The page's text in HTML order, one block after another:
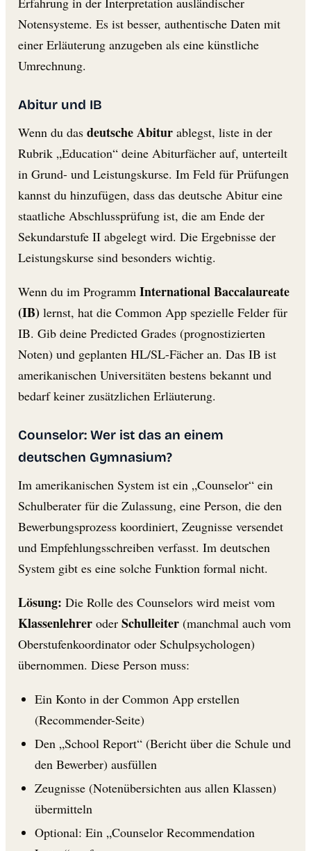
Notensysteme. Es ist besser, authentische Daten mit
einer Erläuterung anzugeben als eine künstliche
Umrechnung.
Abitur und IB
Wenn du das deutsche Abitur ablegst, liste in der
Rubrik „Education“ deine Abiturfächer auf, unterteilt
in Grund- und Leistungskurse. Im Feld für Prüfungen
kannst du hinzufügen, dass das deutsche Abitur eine
staatliche Abschlussprüfung ist, die am Ende der
Sekundarstufe II abgelegt wird. Die Ergebnisse der
Leistungskurse sind besonders wichtig.
Wenn du im Programm International Baccalaureate
(IB) lernst, hat die Common App spezielle Felder für
IB. Gib deine Predicted Grades (prognostizierten
Noten) und geplanten HL/SL-Fächer an. Das IB ist
amerikanischen Universitäten bestens bekannt und
bedarf keiner zusätzlichen Erläuterung.
Counselor: Wer ist das an einem
deutschen Gymnasium?
Im amerikanischen System ist ein „Counselor“ ein
Schulberater für die Zulassung, eine Person, die den
Bewerbungsprozess koordiniert, Zeugnisse versendet
und Empfehlungsschreiben verfasst. Im deutschen
System gibt es eine solche Funktion formal nicht.
Lösung: Die Rolle des Counselors wird meist vom
Klassenlehrer oder Schulleiter (manchmal auch vom
Oberstufenkoordinator oder Schulpsychologen)
übernommen. Diese Person muss:
Ein Konto in der Common App erstellen
(Recommender-Seite)
Den „School Report“ (Bericht über die Schule und
den Bewerber) ausfüllen
Zeugnisse (Notenübersichten aus allen Klassen)
übermitteln
Optional: Ein „Counselor Recommendation